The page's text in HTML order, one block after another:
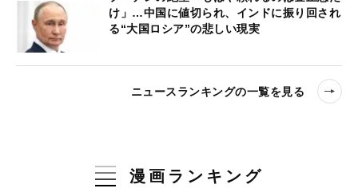
け」…中国に値切られ、インドに振り回され
る“大国ロシア”の悲しい現実
ニュースランキングの一覧を見る
漫画ランキング